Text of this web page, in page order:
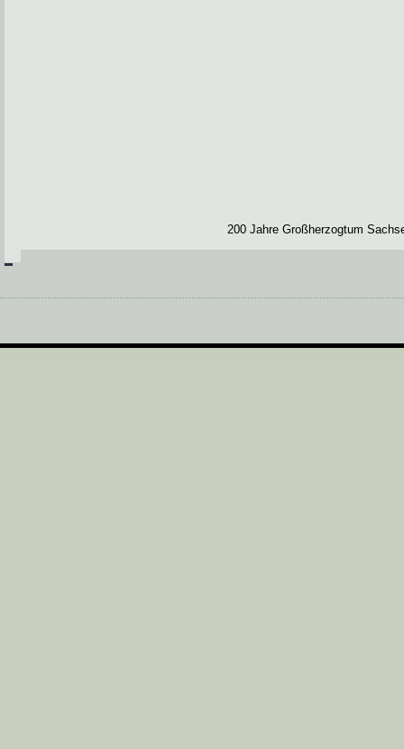
200 Jahre Großherzogtum